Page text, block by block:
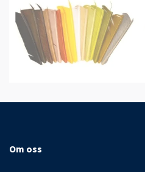
Om oss